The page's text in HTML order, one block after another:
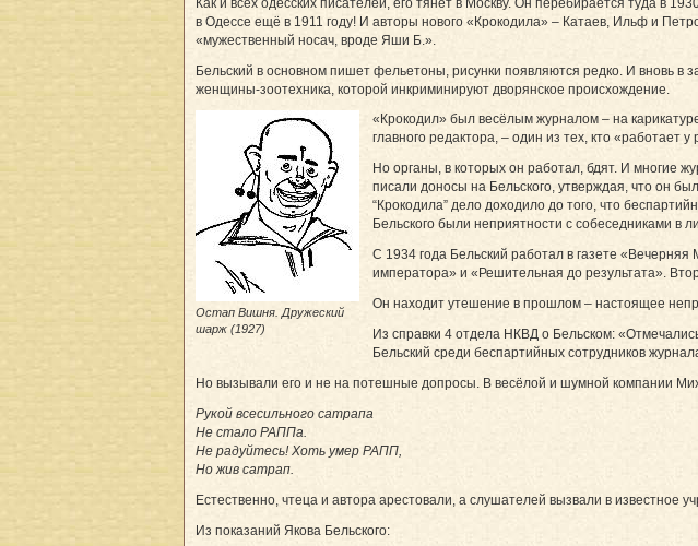
в Одессе ещё в 1911 году! И авторы нового «Крокодила» – Ка­таев, Ильф и
«мужественный носач, вроде Яши Б.».
Бельский в основном пишет фельетоны, рисунки появляются редко. И вновь в
женщины-зоотехника, которой инкриминируют дворянское происхождение.
Остап Вишня. Дружеский
шарж (1927)
«Крокодил» был весёлым журналом – на
главного редактора, – один из тех, кто «работает у
Но органы, в которых он работал, бдят. И многие
писали доносы на Бельского, утверждая, что он
“Крокодила” дело доходило до того, что
Бельского были неприятности с собеседниками в
С 1934 года Бельский работал в газете «Вечерняя
императора» и «Решительная до результата».
Он находит утешение в прошлом – настоящее
Из справки 4 отдела НКВД о Бельском:
Бельский среди беспартийных сотрудников
Но вызывали его и не на потешные допросы. В весёлой и шумной компании
Рукой всесильного сатрапа
Не стало РАППа.
Не радуйтесь! Хоть умер РАПП,
Но жив сатрап.
Естественно, чтеца и автора арестовали, а слушателей вызвали в известное
Из показаний Якова Бельского: